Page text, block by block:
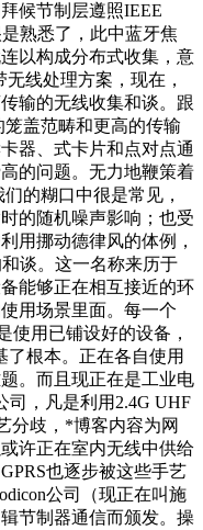
候节制层遵照IEEE
熟悉了，此中蓝牙焦
以构成分布式收集，意
线处理方案，现在，
输的无线收集和谈。跟
盖范畴和更高的传输
器、式卡片和点对点通
的问题。无力地鞭策着
的糊口中很是常见，
的随机噪声影响；也受
用挪动德律风的体例，
和谈。这一名称来历于
能够正在相互接近的环
用场景里面。每一个
使用已铺设好的设备，
了根本。正在各自使用
。而且现正在是工业电
司，凡是利用2.4G UHF
分歧，*博客内容为网
许正在室内无线中供给
也逐步被这些手艺
公司（现正在叫施
节制器通信而颁发。操